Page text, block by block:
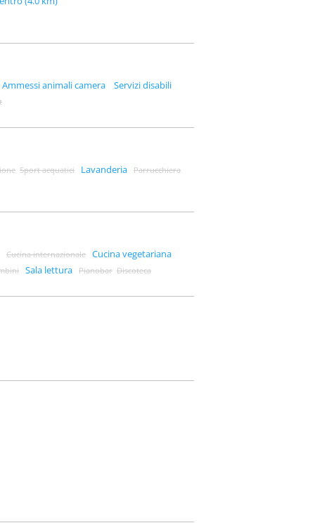
Ammessi animali camera Servizi disabili
Sport acquatici Lavanderia Parrucchiera
Cucina internazionale Cucina vegetariana
Sala lettura Pianobar Discoteca